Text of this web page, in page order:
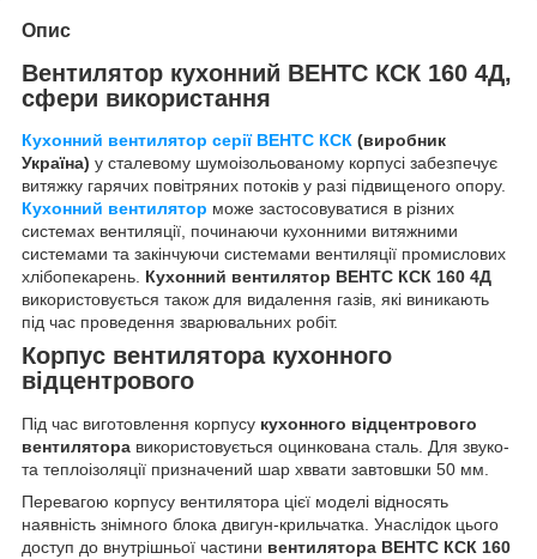
Опис
Вентилятор кухонний ВЕНТС КСК 160 4Д,
сфери використання
Кухонний вентилятор серії ВЕНТС КСК (виробник
Україна) у сталевому шумоізольованому корпусі забезпечує
витяжку гарячих повітряних потоків у разі підвищеного опору.
Кухонний вентилятор може застосовуватися в різних
системах вентиляції, починаючи кухонними витяжними
системами та закінчуючи системами вентиляції промислових
хлібопекарень. Кухонний вентилятор ВЕНТС КСК 160 4Д
використовується також для видалення газів, які виникають
під час проведення зварювальних робіт.
Корпус вентилятора кухонного
відцентрового
Під час виготовлення корпусу кухонного відцентрового
вентилятора використовується оцинкована сталь. Для звуко-
та теплоізоляції призначений шар хввати завтовшки 50 мм.
Перевагою корпусу вентилятора цієї моделі відносять
наявність знімного блока двигун-крильчатка. Унаслідок цього
доступ до внутрішньої частини вентилятора ВЕНТС КСК 160